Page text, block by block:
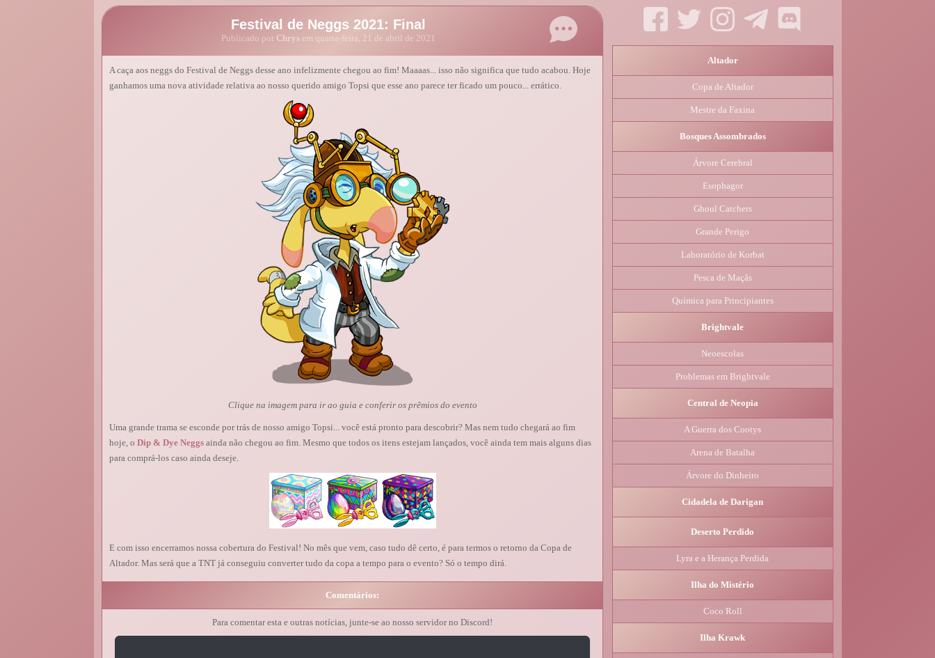
Festival de Neggs 2021: Final
Publicado por Chrys em quarta-feira, 21 de abril de 2021
A caça aos neggs do Festival de Neggs desse ano infelizmente chegou ao fim! Maaaas... isso não significa que tudo acabou. Hoje
ganhamos uma nova atividade relativa ao nosso querido amigo Topsi que esse ano parece ter ficado um pouco... errático.
Clique na imagem para ir ao guia e conferir os prêmios do evento
Uma grande trama se esconde por trás de nosso amigo Topsi... você está pronto para descobrir? Mas nem tudo chegará ao fim
hoje, o Dip & Dye Neggs ainda não chegou ao fim. Mesmo que todos os itens estejam lançados, você ainda tem mais alguns dias
para comprá-los caso ainda deseje.
E com isso encerramos nossa cobertura do Festival! No mês que vem, caso tudo dê certo, é para termos o retorno da Copa de
Altador. Mas será que a TNT já conseguiu converter tudo da copa a tempo para o evento? Só o tempo dirá.
Comentários:
Para comentar esta e outras notícias, junte-se ao nosso servidor no Discord!
Altador
Copa de Altador
Mestre da Faxina
Bosques Assombrados
Árvore Cerebral
Esophagor
Ghoul Catchers
Grande Perigo
Laboratório de Korbat
Pesca de Maçãs
Química para Principiantes
Brightvale
Neoescolas
Problemas em Brightvale
Central de Neopia
A Guerra dos Cootys
Arena de Batalha
Árvore do Dinheiro
Cidadela de Darigan
Deserto Perdido
Lyra e a Herança Perdida
Ilha do Mistério
Coco Roll
Ilha Krawk